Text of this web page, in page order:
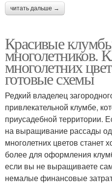
читать дальше →
Красивые
многолетников.
многолетних
готовые схемы
Редкий владелец
привлекательной клумбе,
приусадебной территории.
на выращивание рассады
многолетних цветов
более для оформления
если вы не выращиваете
немалые финансовые